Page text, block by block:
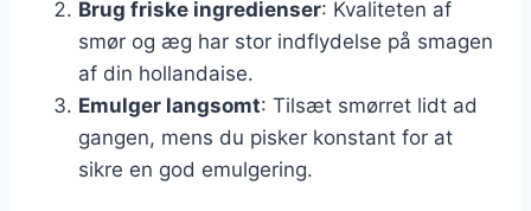
Brug friske ingredienser: Kvaliteten af
smør og æg har stor indflydelse på smagen
af din hollandaise.
Emulger langsomt: Tilsæt smørret lidt ad
gangen, mens du pisker konstant for at
sikre en god emulgering.